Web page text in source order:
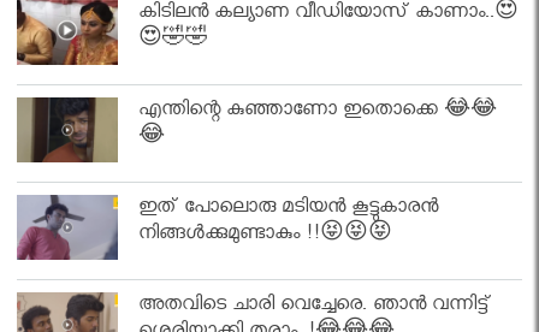
കിടിലൻ കല്യാണ വീഡിയോസ് കാണാം..😍
😍🤣🤣
എന്തിന്റെ കുഞ്ഞാണോ ഇതൊക്കെ 😂😂
😂
ഇത് പോലൊരു മടിയൻ കൂട്ടുകാരൻ
നിങ്ങൾക്കുമുണ്ടാകും !!😝😝😝
അതവിടെ ചാരി വെച്ചേരെ. ഞാൻ വന്നിട്ട്